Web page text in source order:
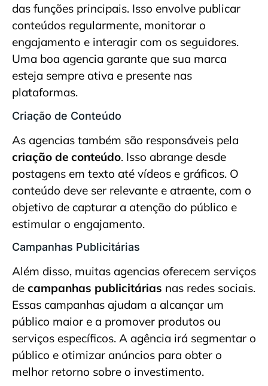
das funções principais. Isso envolve publicar
conteúdos regularmente, monitorar o
engajamento e interagir com os seguidores.
Uma boa agencia garante que sua marca
esteja sempre ativa e presente nas
plataformas.
Criação de Conteúdo
As agencias também são responsáveis pela
criação de conteúdo. Isso abrange desde
postagens em texto até vídeos e gráficos. O
conteúdo deve ser relevante e atraente, com o
objetivo de capturar a atenção do público e
estimular o engajamento.
Campanhas Publicitárias
Além disso, muitas agencias oferecem serviços
de campanhas publicitárias nas redes sociais.
Essas campanhas ajudam a alcançar um
público maior e a promover produtos ou
serviços específicos. A agência irá segmentar o
público e otimizar anúncios para obter o
melhor retorno sobre o investimento.